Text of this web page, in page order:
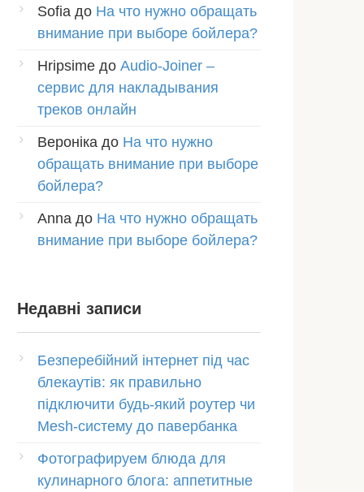
Sofia до На что нужно обращать
внимание при выборе бойлера?
Hripsime до Audio-Joiner –
сервис для накладывания
треков онлайн
Вероніка до На что нужно
обращать внимание при выборе
бойлера?
Anna до На что нужно обращать
внимание при выборе бойлера?
Недавні записи
Безперебійний інтернет під час
блекаутів: як правильно
підключити будь-який роутер чи
Mesh-систему до павербанка
Фотографируем блюда для
кулинарного блога: аппетитные